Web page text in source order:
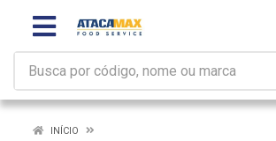
INÍCIO